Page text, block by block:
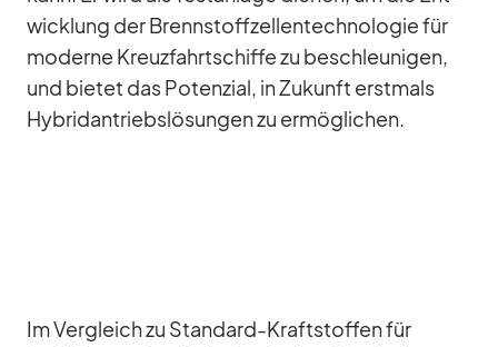
wick­lung der Brenn­stoff­zel­len­tech­no­lo­gie für
mo­derne Kreuz­fahrt­schiffe zu be­schleu­ni­gen,
und bie­tet das Po­ten­zial, in Zu­kunft erst­mals
Hy­brid­an­triebs­lö­sun­gen zu er­mög­li­chen.
Im Ver­gleich zu Stan­dard-Kraft­stof­fen für